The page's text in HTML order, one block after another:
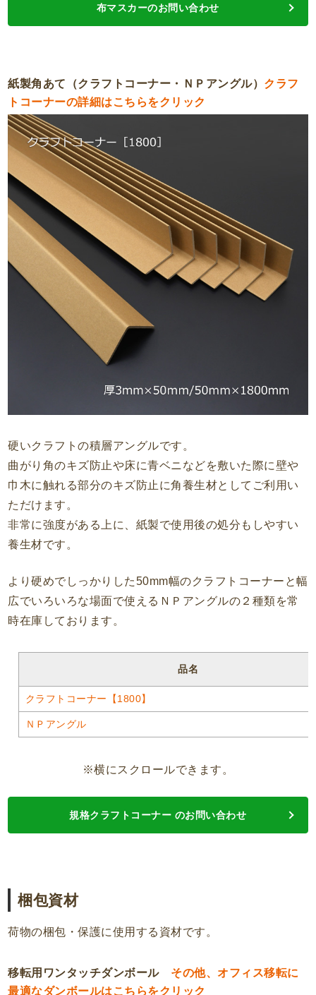
布マスカーのお問い合わせ
紙製角あて（クラフトコーナー・ＮＰアングル） クラフ
トコーナーの詳細はこちらをクリック
硬いクラフトの積層アングルです。
曲がり角のキズ防止や床に青ベニなどを敷いた際に壁や
巾木に触れる部分のキズ防止に角養生材としてご利用い
ただけます。
非常に強度がある上に、紙製で使用後の処分もしやすい
養生材です。
より硬めでしっかりした50mm幅のクラフトコーナーと幅
広でいろいろな場面で使えるＮＰアングルの２種類を常
時在庫しております。
品名
クラフトコーナー【1800】
ＮＰアングル
※横にスクロールできます。
規格クラフトコーナー のお問い合わせ
梱包資材
荷物の梱包・保護に使用する資材です。
移転用ワンタッチダンボール その他、オフィス移転に
最適なダンボールはこちらをクリック